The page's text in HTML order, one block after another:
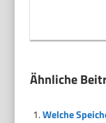
Ähnliche
Welche